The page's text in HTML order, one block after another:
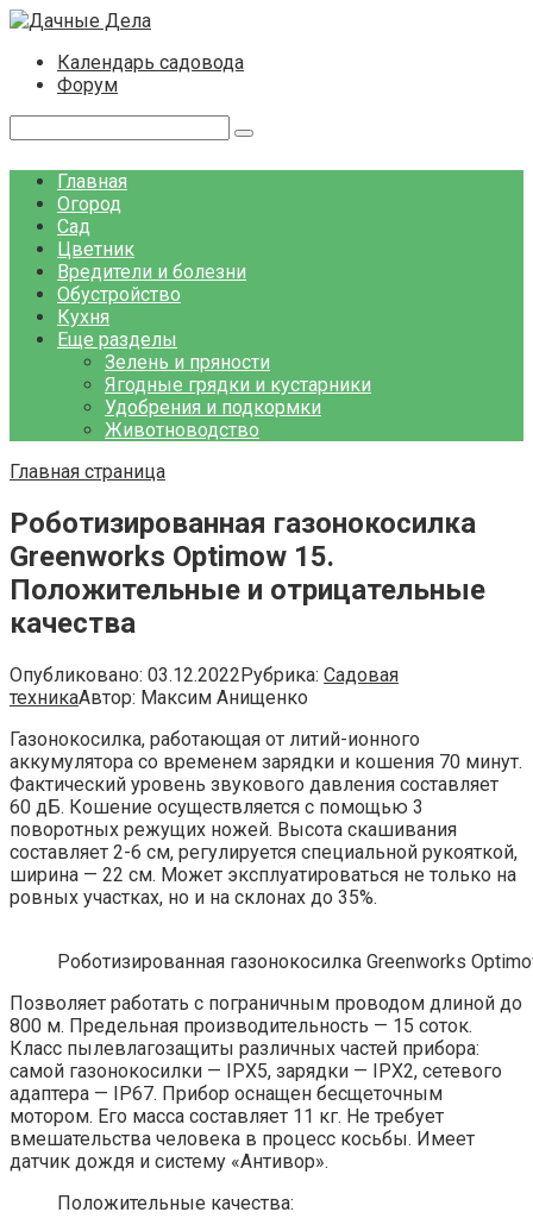
Перейти
контентуКалендарь садовода
Форум
Главная
Огород
Сад
Цветник
Вредители и болезни
Обустройство
Кухня
Еще разделы
Зелень и пряности
Ягодные грядки и кустарники
Удобрения и подкормки
Животноводство
Главная страница
Роботизированная газонокосилка
Greenworks Optimow 15.
Положительные и отрицательные
качества
Опубликовано: 03.12.2022Рубрика: Садовая
техникаАвтор: Максим Анищенко
Газонокосилка, работающая от литий-ионного
аккумулятора со временем зарядки и кошения 70 минут.
Фактический уровень звукового давления составляет
60 дБ. Кошение осуществляется с помощью 3
поворотных режущих ножей. Высота скашивания
составляет 2-6 см, регулируется специальной рукояткой,
ширина — 22 см. Может эксплуатироваться не только на
ровных участках, но и на склонах до 35%.
Роботизированная газонокосилка Greenworks
Позволяет работать с пограничным проводом длиной до
800 м. Предельная производительность — 15 соток.
Класс пылевлагозащиты различных частей прибора:
самой газонокосилки — IPX5, зарядки — IPX2, сетевого
адаптера — IP67. Прибор оснащен бесщеточным
мотором. Его масса составляет 11 кг. Не требует
вмешательства человека в процесс косьбы. Имеет
датчик дождя и систему «Антивор».
Положительные качества: